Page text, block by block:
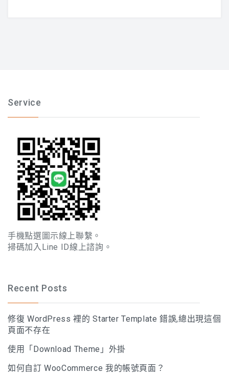
Service
手機點選圖示線上聯繫。
掃碼加入Line ID線上諮詢。
Recent Posts
修復 WordPress 裡的 Starter Template 錯誤,總出現這個
頁面不存在
使用「Download Theme」外掛
如何自訂 WooCommerce 我的帳號頁面？